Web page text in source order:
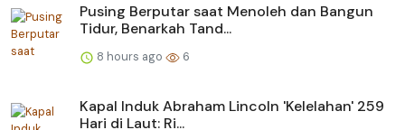
Pusing Berputar saat Menoleh dan Bangun
Tidur, Benarkah Tand...
8 hours ago 6
Kapal Induk Abraham Lincoln 'Kelelahan' 259
Hari di Laut: Ri...